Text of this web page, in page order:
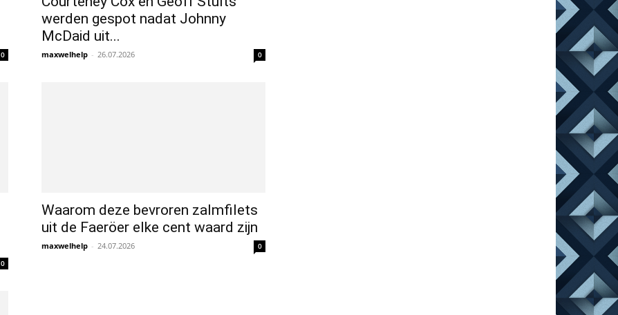
0
werden gespot nadat Johnny
McDaid uit...
maxwelhelp - 26.07.2026 0
0
Waarom deze bevroren zalmfilets
uit de Faeröer elke cent waard zijn
maxwelhelp - 24.07.2026 0